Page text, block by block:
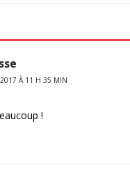
2017 À 11 H 35 MIN
!